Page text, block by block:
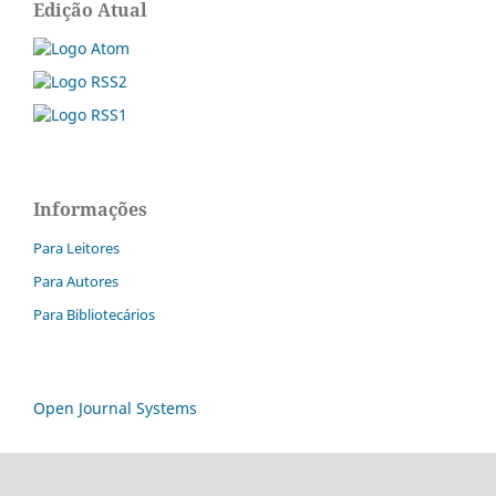
Edição Atual
Informações
Para Leitores
Para Autores
Para Bibliotecários
Open Journal Systems